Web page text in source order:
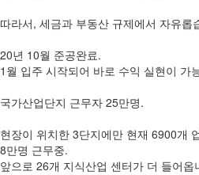
따라서, 세금과 부동산 규제에서 자유롭
20년 10월 준공완료.
1월 입주 시작되어 바로 수익 실현이 가
국가산업단지 근무자 25만명.
현장이 위치한 3단지에만 현재 6900개
8만명 근무중.
앞으로 26개 지식산업 센터가 더 들어옵